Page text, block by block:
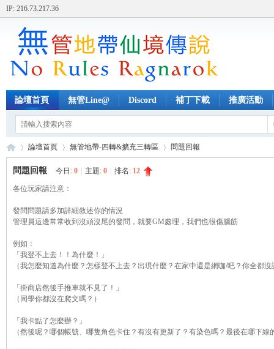
IP: 216.73.217.36
論壇首頁 無管Line@ Discord 補丁下載 推廣活動
論壇首頁 無管地帶-四轉&擴充三轉區 問題回報
問題回報 今日: 0 主題: 0 排名: 12
各位玩家請注意：
發問問題請多加詳細敘述你的情況
管理員這邊常常收到沒頭沒尾的發問，就要GM處理，我們也很傷腦筋
例如：
「我登不上去！！為什麼！」
（我怎麼知道為什麼？怎樣登不上去？出現什麼？在家中還是網咖/吧？你全都
「掛商店然後手推車就不見了！」
（同學你都沒在爬文嗎？）
「我卡點了怎麼辦？」
（然後呢？哪個帳號、哪隻角色卡住？有沒有更新了？有染色嗎？最後在哪下